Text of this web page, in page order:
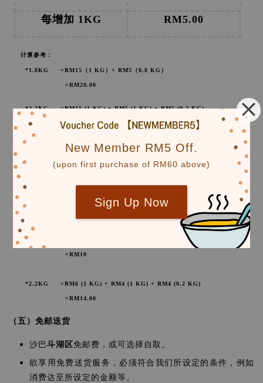
New Member RM5 Off.
(upon first purchase of RM60 above)
Sign Up Now
每增加 1KG RM5.00
计算参考：
*1.8KG =RM15（1 KG）+ RM5（0.8 KG）
=RM20.00
*2.2KG =RM15 (1 KG) + RM5 (1 KG) + RM5 (0.2 KG)
=RM25.00
东马沙巴运费
< 1KG RM6.00
计算参考：
*1.8KG =RM6（1 KG）+ RM4（0.8 KG）
=RM10
*2.2KG =RM6 (1 KG) + RM4 (1 KG) + RM4 (0.2 KG)
=RM14.00
（五）免邮送货
沙巴斗湖区免邮费，或可选择自取。
欲享用免费送货服务 ，必须符合我们所设定的条件，例如
消费达至所设定的金额等。